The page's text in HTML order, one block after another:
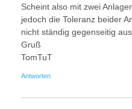
Scheint also mit zwei
jedoch die Toleranz beider
nicht ständig gegenseitig
Gruß
TomTuT
Antworten